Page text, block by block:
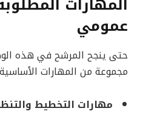
عمومي
حتى ينجح المرشح في هذه
مجموعة من المهارات
مهارات التخطيط